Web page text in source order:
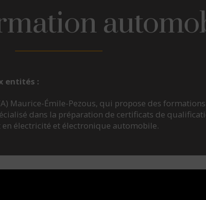
entités :
Maurice-Émile-Pezous, qui propose des formations
dans la préparation de certificats de
électricité et électronique automobile.